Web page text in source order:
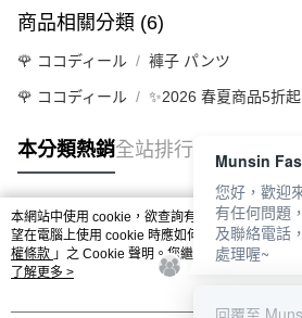
商品相關分類 (6)
🌹 ココディール 褲子 パンツ
🌹 ココディール ✨2026 春夏商品5折起
本分類熱銷全站排行
熱門標籤
本網站中使用 cookie，欲查詢有關本網站使用
望在電腦上使用 cookie 時應如何變更電腦的
權條款 」之 Cookie 聲明。您繼續使用本網站即
用條款之 Cookie 聲明使用 cookie。
了解更多 >
Munsin
您好，歡迎
有任何問題
及聯絡電話
處理喔~
回覆至